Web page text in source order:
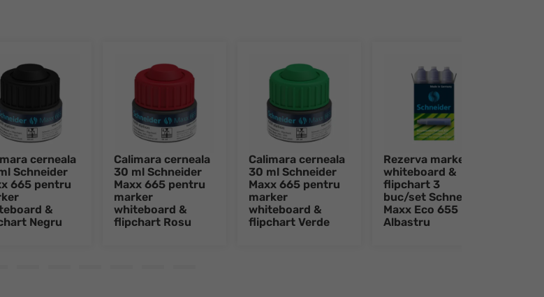
cerneala
Schneider
665 pentru
&
Negru
Calimara cerneala
30 ml Schneider
Maxx 665 pentru
marker
whiteboard &
flipchart Rosu
Calimara cerneala
30 ml Schneider
Maxx 665 pentru
marker
whiteboard &
flipchart Verde
Rezerva marker
whiteboard &
flipchart 3
buc/set Schneider
Maxx Eco 655
Albastru
1